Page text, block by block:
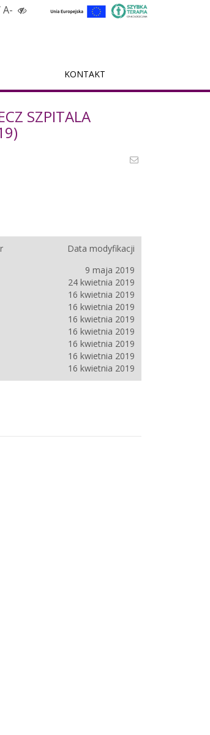
A-
KONTAKT
SZPITALA
Data modyfikacji
9 maja 2019
24 kwietnia 2019
16 kwietnia 2019
16 kwietnia 2019
16 kwietnia 2019
16 kwietnia 2019
16 kwietnia 2019
16 kwietnia 2019
16 kwietnia 2019